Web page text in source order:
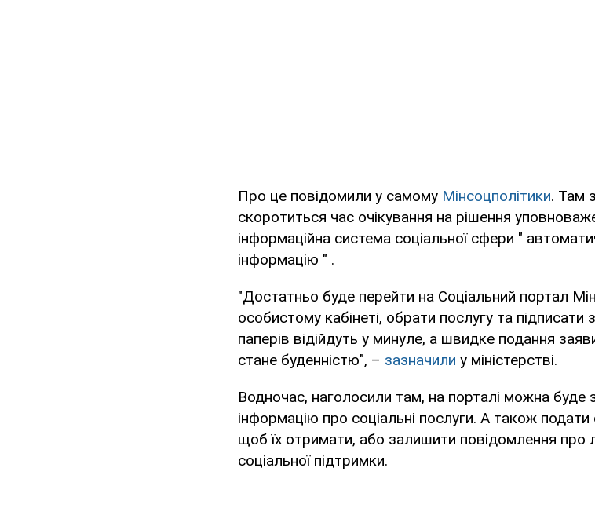
Про це повідомили у самому Мінсоцполітики. Там
скоротиться час очікування на рішення
інформаційна система соціальної сфери "
інформацію " .
"Достатньо буде перейти на Соціальний портал
особистому кабінеті, обрати послугу та підписати
паперів відійдуть у минуле, а швидке подання
стане буденністю", – зазначили у міністерстві.
Водночас, наголосили там, на порталі можна буде
інформацію про соціальні послуги. А також
щоб їх отримати, або залишити повідомлення про
соціальної підтримки.